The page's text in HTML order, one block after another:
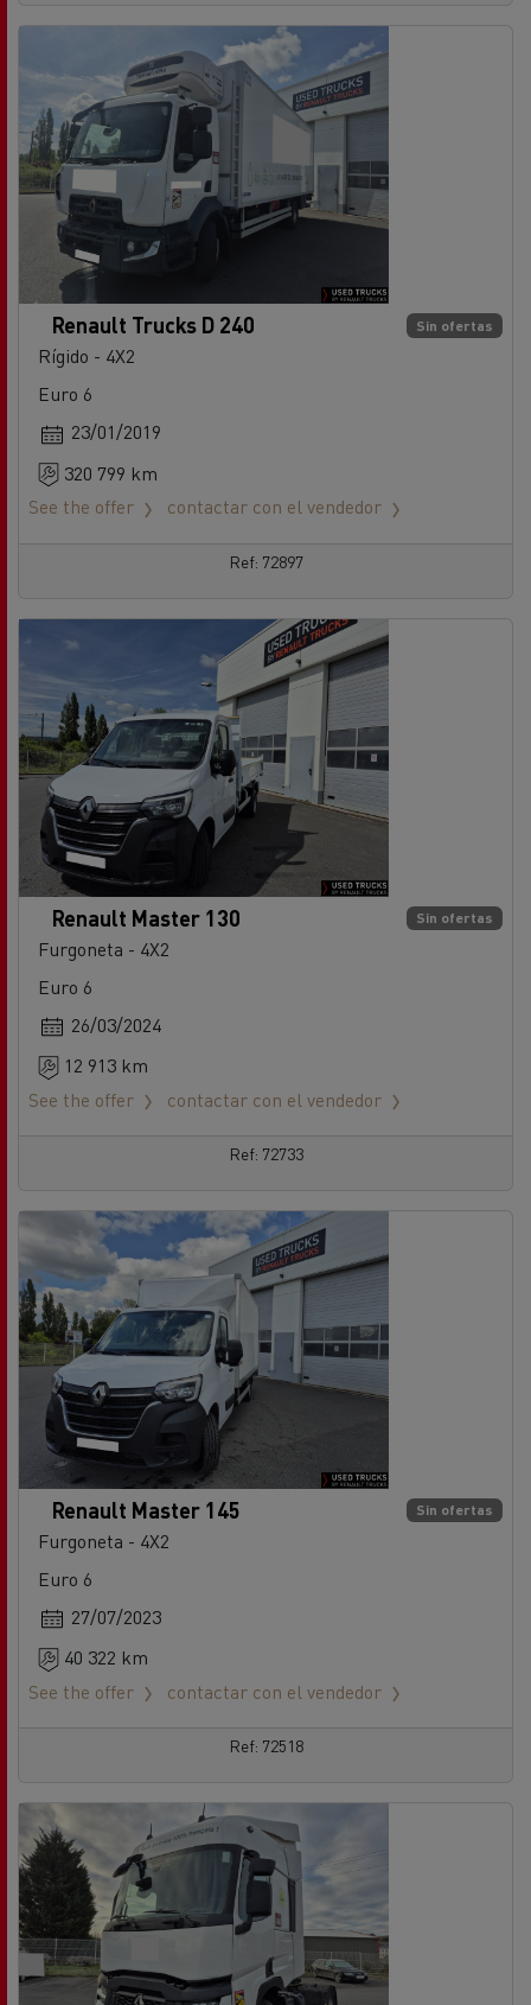
Sin ofertas
Renault Trucks D 240
Rígido - 4X2
Euro 6
23/01/2019
320 799 km
See the offer
contactar con el vendedor
Ref: 72897
Sin ofertas
Renault Master 130
Furgoneta - 4X2
Euro 6
26/03/2024
12 913 km
See the offer
contactar con el vendedor
Ref: 72733
Sin ofertas
Renault Master 145
Furgoneta - 4X2
Euro 6
27/07/2023
40 322 km
See the offer
contactar con el vendedor
Ref: 72518